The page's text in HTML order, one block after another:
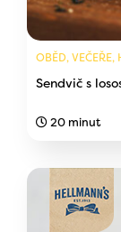
OBĚD,
Sendvič s
20 minut